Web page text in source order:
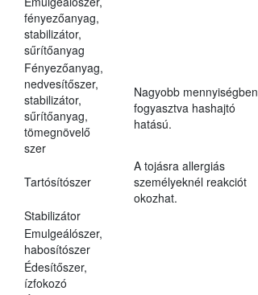
fényezőanyag,
stabilizátor,
sűrítőanyag
Fényezőanyag,
nedvesítőszer,
stabilizátor,
sűrítőanyag,
tömegnövelő
szer
Nagyobb mennyiségben
fogyasztva hashajtó
hatású.
Tartósítószer
A tojásra allergiás
személyeknél reakciót
okozhat.
Stabilizátor
Emulgeálószer,
habosítószer
Édesítőszer,
ízfokozó